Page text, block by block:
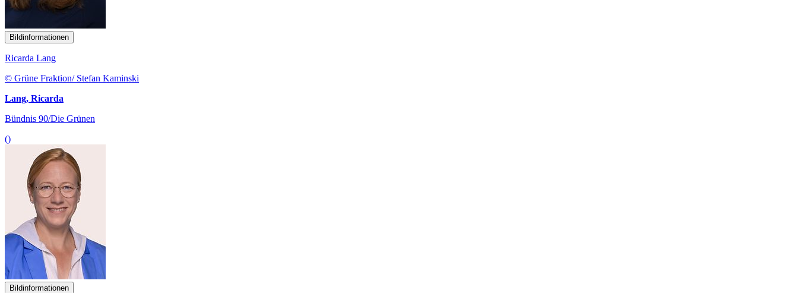
Bildinformationen
Ricarda Lang
© Grüne Fraktion/ Stefan Kaminski
Lang, Ricarda
Bündnis 90/Die Grünen
()
Bildinformationen